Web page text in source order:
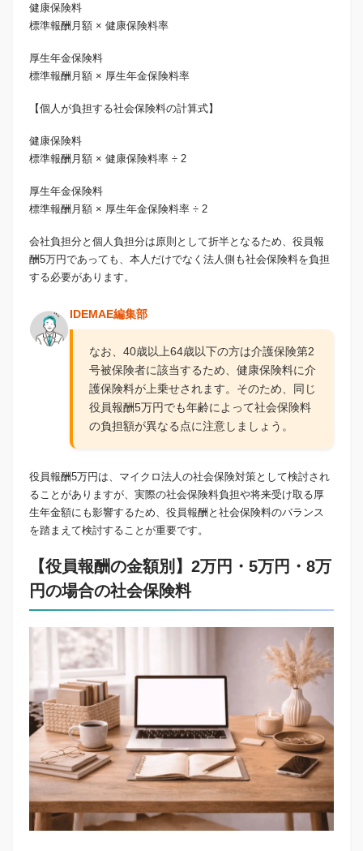
健康保険料
標準報酬月額 × 健康保険料率
厚生年金保険料
標準報酬月額 × 厚生年金保険料率
【個人が負担する社会保険料の計算式】
健康保険料
標準報酬月額 × 健康保険料率 ÷ 2
厚生年金保険料
標準報酬月額 × 厚生年金保険料率 ÷ 2
会社負担分と個人負担分は原則として折半となるため、役員報
酬5万円であっても、本人だけでなく法人側も社会保険料を負担
する必要があります。
IDEMAE編集部
なお、40歳以上64歳以下の方は介護保険第2
号被保険者に該当するため、健康保険料に介
護保険料が上乗せされます。そのため、同じ
役員報酬5万円でも年齢によって社会保険料
の負担額が異なる点に注意しましょう。
役員報酬5万円は、マイクロ法人の社会保険対策として検討され
ることがありますが、実際の社会保険料負担や将来受け取る厚
生年金額にも影響するため、役員報酬と社会保険料のバランス
を踏まえて検討することが重要です。
【役員報酬の金額別】2万円・5万円・8万
円の場合の社会保険料